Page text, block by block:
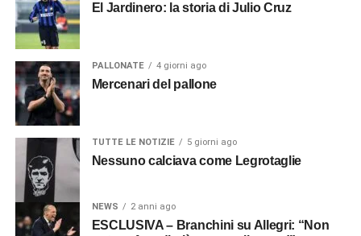
El Jardinero: la storia di Julio Cruz
PALLONATE 4 giorni ago
Mercenari del pallone
TUTTE LE NOTIZIE 5 giorni ago
Nessuno calciava come Legrotaglie
NEWS 2 anni ago
ESCLUSIVA – Branchini su Allegri: “Non